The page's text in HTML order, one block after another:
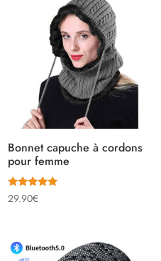
Bonnet capuche à cordons
pour femme
Note
5.00
29.90€